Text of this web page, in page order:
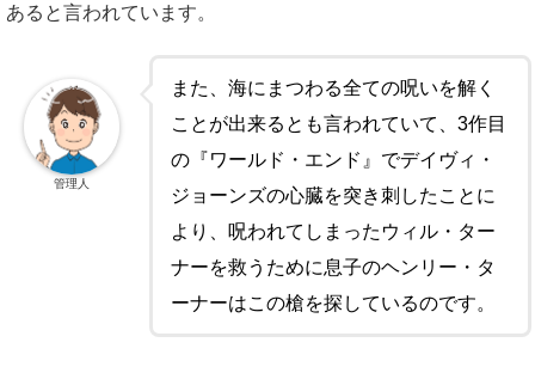
あると言われています。
また、海にまつわる全ての呪いを解く
ことが出来るとも言われていて、3作目
の『ワールド・エンド』でデイヴィ・
ジョーンズの心臓を突き刺したことに
より、呪われてしまったウィル・ター
ナーを救うために息子のヘンリー・タ
ーナーはこの槍を探しているのです。
管理人